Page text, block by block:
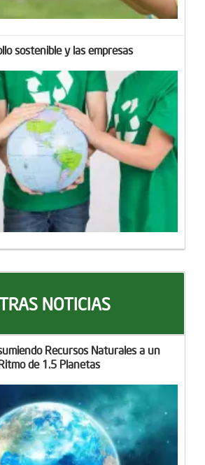
sostenible y las empresas
NOTICIAS
Recursos Naturales a un
de 1.5 Planetas